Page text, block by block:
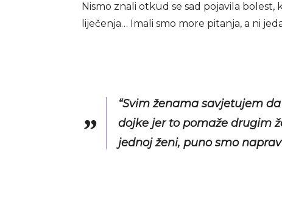
Nismo znali otkud se sad pojavila
liječenja… Imali smo more pitanja, a ni
“Svim ženama savjetujem
dojke jer to pomaže drugim
jednoj ženi, puno smo